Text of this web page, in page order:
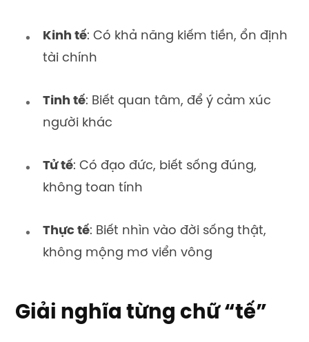
Kinh tế: Có khả năng kiếm tiền, ổn định
tài chính
Tinh tế: Biết quan tâm, để ý cảm xúc
người khác
Tử tế: Có đạo đức, biết sống đúng,
không toan tính
Thực tế: Biết nhìn vào đời sống thật,
không mộng mơ viển vông
Giải nghĩa từng chữ “tế”